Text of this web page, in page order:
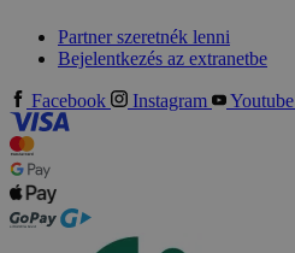
Partner szeretnék lenni
Bejelentkezés az extranetbe
Facebook Instagram Youtube